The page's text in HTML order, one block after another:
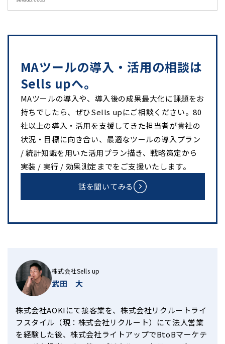
MAツールの導入・活用の相談は
Sells upへ。
MAツールの導入や、導入後の成果最大化に課題をお
持ちでしたら、ぜひSells upにご相談ください。80
社以上の導入・活用を支援してきた担当者が貴社の
状況・目標に向き合い、最適なツールの導入プラン
/ 統計知識を用いた活用プラン描き、戦略策定から
実装 / 実行 / 効果測定までをご支援いたします。
話を聞いてみる
株式会社Sells up
武田 大
株式会社AOKIにて接客業を、株式会社リクルートライ
フスタイル（現：株式会社リクルート）にて法人営業
を経験した後、株式会社ライトアップでBtoBマーケテ